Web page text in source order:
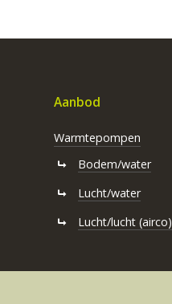
Aanbod
Warmtepompen
Bodem/water
Lucht/water
Lucht/lucht (airco)